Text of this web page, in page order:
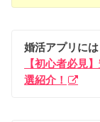
婚活アプリに
【初心者必見
選紹介！